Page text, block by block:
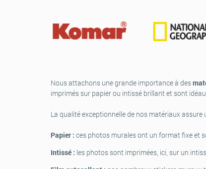
Nous attachons une grande importance à des
imprimés sur papier ou intissé brillant et sont
La qualité exceptionnelle de nos matériaux
Papier : ces photos murales ont un format fixe et
Intissé : les photos sont imprimées, ici, sur un